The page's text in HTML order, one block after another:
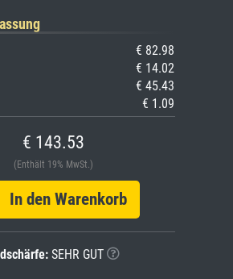
€ 82.98
€ 14.02
€ 45.43
€ 1.09
€ 143.53
(Enthält 19% MwSt.)
den Warenkorb
SEHR GUT